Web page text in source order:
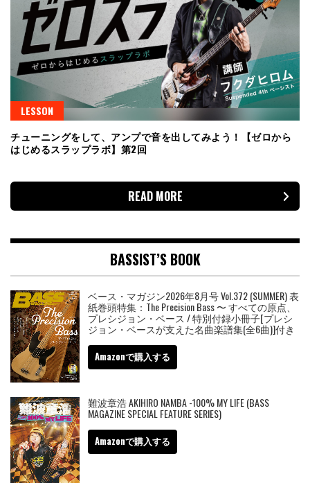
LESSON
チューニングをして、アンプで音を出してみよう！【ゼロから
はじめるスラップラボ】第2回
READ MORE
BASSIST’S BOOK
ベース・マガジン2026年8月号 Vol.372 (SUMMER) 表
紙巻頭特集：The Precision Bass 〜 すべての原点、
プレシジョン・ベース / 特別付録小冊子[プレシ
ジョン・ベースが支えた名曲楽譜集(全6曲)]付き
Amazonで購入する
難波章浩 AKIHIRO NAMBA -100% MY LIFE (BASS
MAGAZINE SPECIAL FEATURE SERIES)
Amazonで購入する